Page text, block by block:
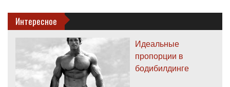
Интересное
Идеальные
пропорции в
бодибилдинге